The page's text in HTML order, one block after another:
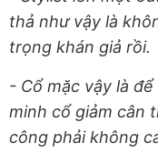
thả như vậy là
trọng khán giả rồi.
- Cổ mặc vậy là
minh cổ giảm cân
công phải không